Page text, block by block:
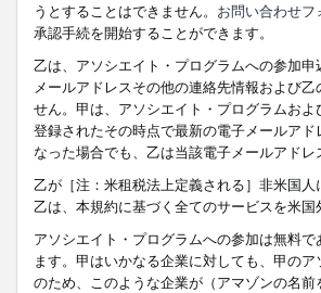
うとすることはできません。 お問い合わせフ
承認手続を開始することができます。
乙は、アソシエイト・プログラムへの参加
メールアドレスその他の連絡先情報および
せん。甲は、アソシエイト・プログラムお
登録されたその時点で最新の電子メールア
なった場合でも、乙は当該電子メールアド
乙が［注：米租税法上定義される］非米国
乙は、本規約に基づく全てのサービスを米
アソシエイト・プログラムへの参加は無料
ます。甲はいかなる企業に対しても、甲の
のため、このような企業が（アマゾンの名